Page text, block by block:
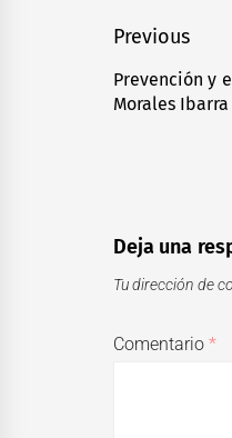
de
entradas
Previous
Previous
post:
Prevención y
Morales Ibarra
Deja una
Tu dirección de
Comentario*